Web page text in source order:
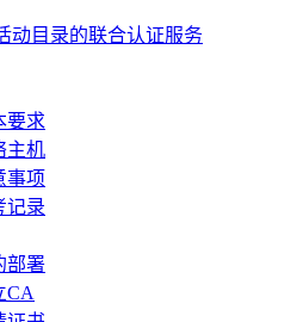
动目录的联合认证服务
要求
主机
事项
记录
部署
CA